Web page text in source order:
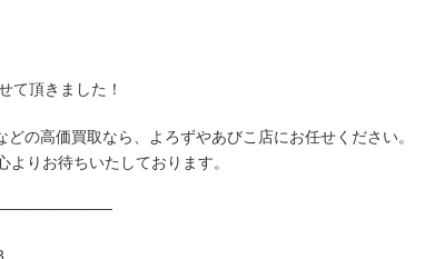
て頂きました！
の高価買取なら、よろずやあびこ店にお任せください。
りお待ちいたしております。